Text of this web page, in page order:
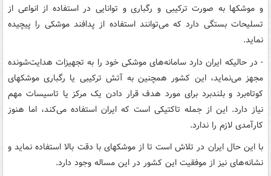
و موشکها به صورت ترکیبی و رگباری و توانایی در استفاده از انواعی از
تسلیحات بستگی دارد که می‌توانند استفاده از پدافند موشکی را پیچیده
نماید.
- در حالیکه ایران دارد سامانه‌های موشکی خود را به تجهیزات هدایت‌شونده
مجهز می‌نماید، این کشور همچنین به آتش ترکیبی یا رگباری موشکهای
کوتاه‌برد و بلندبرد برای مورد هدف قرار دادن یک مرکز یا تاسیسات مهم
نیاز دارد. این از جمله تاکتیکی است که ایران استفاده می‌کند، اما هنوز
کارآمدی لازم را ندارد.
با این حال ایران در تلاش است تا از موشکهای با دقت بالا استفاده نماید و
نشانه‌های نیز از موفقیت این کشور در این مساله وجود دارد.